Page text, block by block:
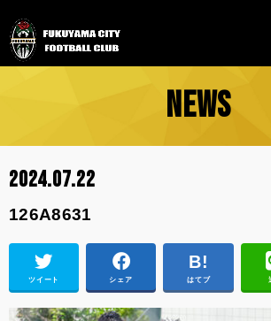
NEWS
2024.07.22
126A8631
ツイート シェア はてブ